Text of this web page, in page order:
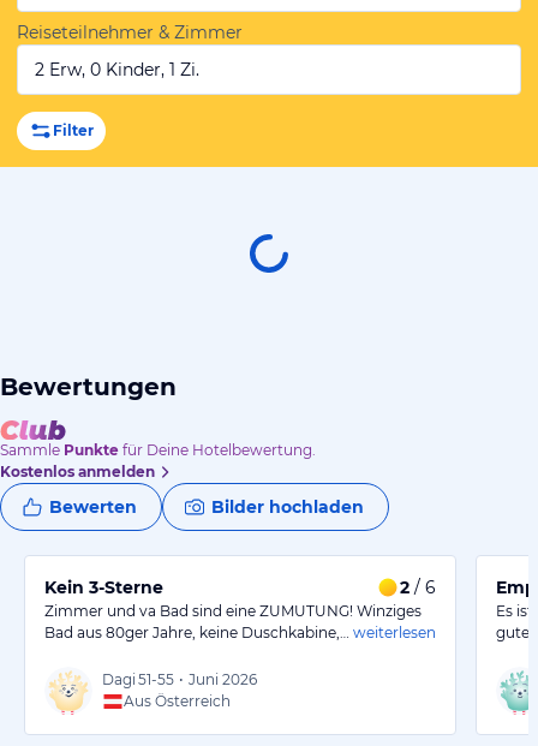
Reiseteilnehmer & Zimmer
2 Erw, 0 Kinder, 1 Zi.
Filter
Bewertungen
Sammle Punkte für Deine Hotelbewertung.
Kostenlos anmelden
Bewerten Bilder hochladen
Kein 3-Sterne 2 / 6
Zimmer und va Bad sind eine ZUMUTUNG! Winziges
Bad aus 80ger Jahre, keine Duschkabine,…
weiterlesen
Dagi 51-55 • Juni 2026
Aus Österreich
Es
guter